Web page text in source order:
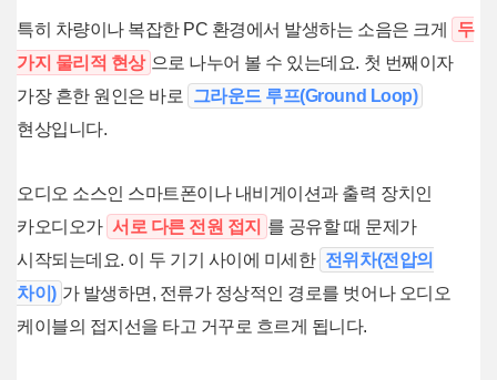
특히 차량이나 복잡한 PC 환경에서 발생하는 소음은 크게
두
가지 물리적 현상 으로 나누어 볼 수 있는데요. 첫 번째이자
가장 흔한 원인은 바로
그라운드 루프(Ground Loop)
현상입니다.
오디오 소스인 스마트폰이나 내비게이션과 출력 장치인
카오디오가 서로 다른 전원 접지
를 공유할 때 문제가
시작되는데요. 이 두 기기 사이에 미세한 전위차(전압의
차이) 가 발생하면, 전류가 정상적인 경로를 벗어나 오디오
케이블의 접지선을 타고 거꾸로 흐르게 됩니다.